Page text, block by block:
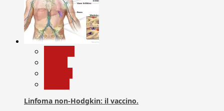
Linfoma non-Hodgkin: il vaccino.